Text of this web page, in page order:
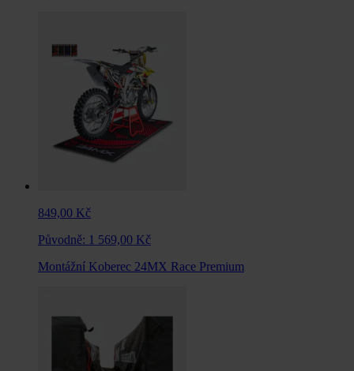
849,00 Kč
Původně: 1 569,00 Kč
Montážní Koberec 24MX Race Premium